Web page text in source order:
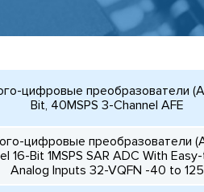
цифровые преобразователи
Bit, 40MSPS 3-Channel AFE
цифровые преобразователи
16-Bit 1MSPS SAR ADC With
Analog Inputs 32-VQFN -40 to 125